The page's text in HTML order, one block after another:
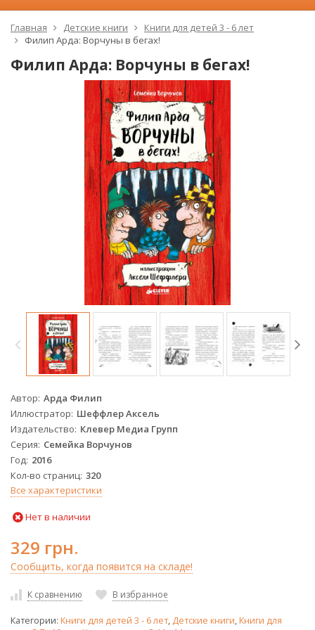
Главная Детские книги
Книги для детей 3 - 6 лет
Филип Арда: Ворчуны в бегах!
Филип Арда: Ворчуны в бегах!
Автор Арда Филип
Иллюстратор Шеффлер Аксель
Издательство Клевер Медиа Групп
Серия Семейка Ворчунов
Год 2016
Кол-во страниц 320
Все характеристики
Нет в наличии
329 грн.
Сообщить, когда появится на складе!
К сравнению В избранное
Категории: Книги для детей 3 - 6 лет, Детские книги,Книги для